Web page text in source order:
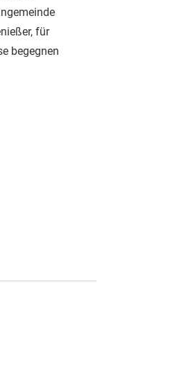
für
begegnen